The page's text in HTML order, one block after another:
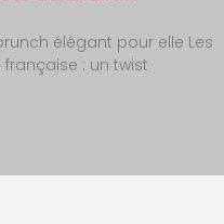
élégant pour elle Les
: un twist